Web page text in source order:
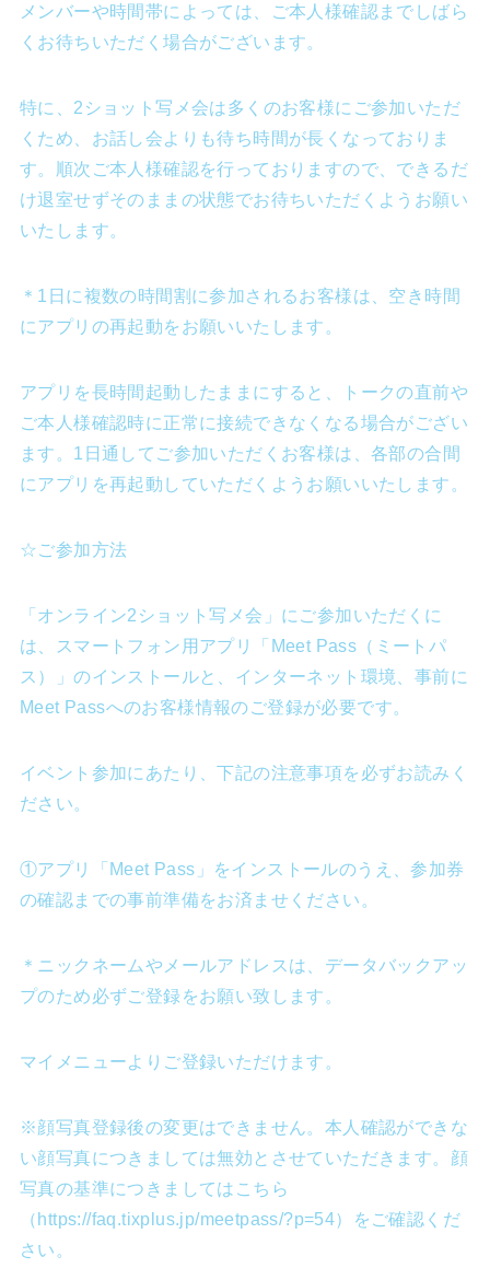
メンバーや時間帯によっては、ご本人様確認までしばら
くお待ちいただく場合がございます。
特に、2ショット写メ会は多くのお客様にご参加いただ
くため、お話し会よりも待ち時間が長くなっておりま
す。順次ご本人様確認を行っておりますので、できるだ
け退室せずそのままの状態でお待ちいただくようお願い
いたします。
＊1日に複数の時間割に参加されるお客様は、空き時間
にアプリの再起動をお願いいたします。
アプリを長時間起動したままにすると、トークの直前や
ご本人様確認時に正常に接続できなくなる場合がござい
ます。1日通してご参加いただくお客様は、各部の合間
にアプリを再起動していただくようお願いいたします。
☆ご参加方法
「オンライン2ショット写メ会」にご参加いただくに
は、スマートフォン用アプリ「Meet Pass（ミートパ
ス）」のインストールと、インターネット環境、事前に
Meet Passへのお客様情報のご登録が必要です。
イベント参加にあたり、下記の注意事項を必ずお読みく
ださい。
①アプリ「Meet Pass」をインストールのうえ、参加券
の確認までの事前準備をお済ませください。
＊ニックネームやメールアドレスは、データバックアッ
プのため必ずご登録をお願い致します。
マイメニューよりご登録いただけます。
※顔写真登録後の変更はできません。本人確認ができな
い顔写真につきましては無効とさせていただきます。顔
写真の基準につきましてはこちら
（https://faq.tixplus.jp/meetpass/?p=54）をご確認くだ
さい。